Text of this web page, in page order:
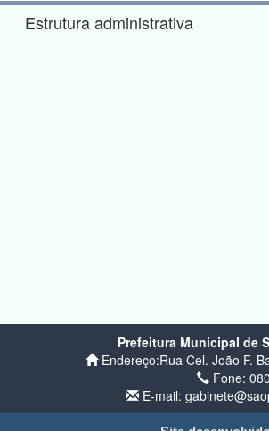
Estrutura administrativa
Prefeitura Municipal de
Endereço:Rua Cel. João F.
Fone:
E-mail: